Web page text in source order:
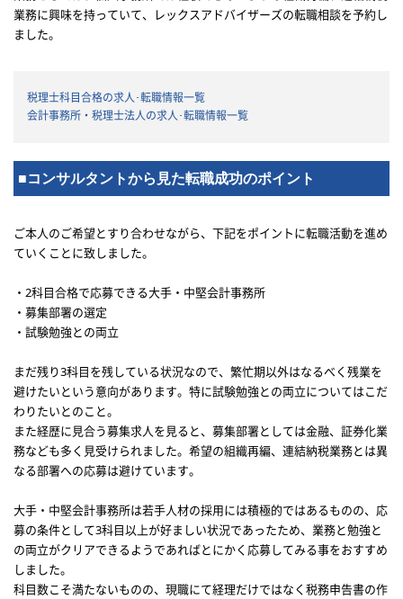
業務に興味を持っていて、レックスアドバイザーズの転職相談を予約し
ました。
税理士科目合格の求人･転職情報一覧
会計事務所・税理士法人の求人･転職情報一覧
■コンサルタントから見た転職成功のポイント
ご本人のご希望とすり合わせながら、下記をポイントに転職活動を進め
ていくことに致しました。
・2科目合格で応募できる大手・中堅会計事務所
・募集部署の選定
・試験勉強との両立
まだ残り3科目を残している状況なので、繁忙期以外はなるべく残業を
避けたいという意向があります。特に試験勉強との両立についてはこだ
わりたいとのこと。
また経歴に見合う募集求人を見ると、募集部署としては金融、証券化業
務なども多く見受けられました。希望の組織再編、連結納税業務とは異
なる部署への応募は避けています。
大手・中堅会計事務所は若手人材の採用には積極的ではあるものの、応
募の条件として3科目以上が好ましい状況であったため、業務と勉強と
の両立がクリアできるようであればとにかく応募してみる事をおすすめ
しました。
科目数こそ満たないものの、現職にて経理だけではなく税務申告書の作